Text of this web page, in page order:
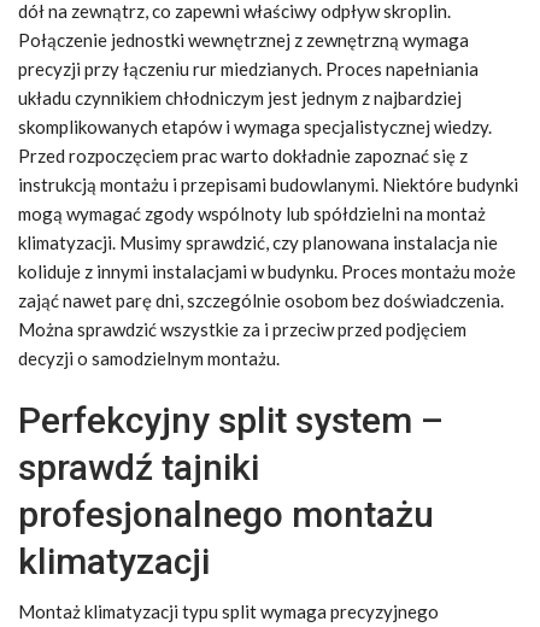
dół na zewnątrz, co zapewni właściwy odpływ skroplin.
Połączenie jednostki wewnętrznej z zewnętrzną wymaga
precyzji przy łączeniu rur miedzianych. Proces napełniania
układu czynnikiem chłodniczym jest jednym z najbardziej
skomplikowanych etapów i wymaga specjalistycznej wiedzy.
Przed rozpoczęciem prac warto dokładnie zapoznać się z
instrukcją montażu i przepisami budowlanymi. Niektóre budynki
mogą wymagać zgody wspólnoty lub spółdzielni na montaż
klimatyzacji. Musimy sprawdzić, czy planowana instalacja nie
koliduje z innymi instalacjami w budynku. Proces montażu może
zająć nawet parę dni, szczególnie osobom bez doświadczenia.
Można sprawdzić wszystkie za i przeciw przed podjęciem
decyzji o samodzielnym montażu.
Perfekcyjny split system –
sprawdź tajniki
profesjonalnego montażu
klimatyzacji
Montaż klimatyzacji typu split wymaga precyzyjnego